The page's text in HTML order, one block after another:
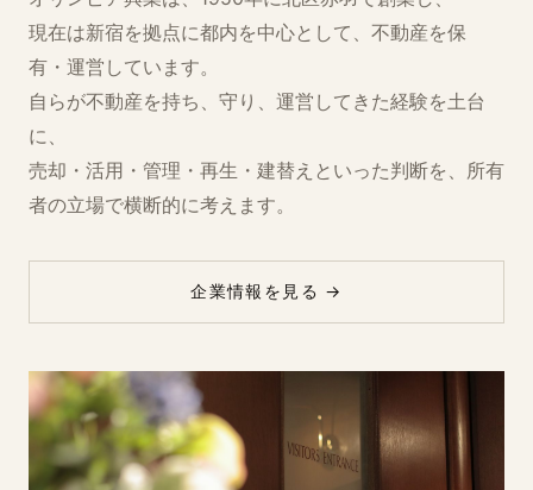
現在は新宿を拠点に都内を中心として、不動産を保
有・⁠運営しています。
自らが不動産を持ち、守り、運営してきた経験を土台
に、
売却・⁠活用・⁠管理・⁠再生・⁠建替えといった判断を、所有
者の立場で横断的に考えます。
企業情報を見る →